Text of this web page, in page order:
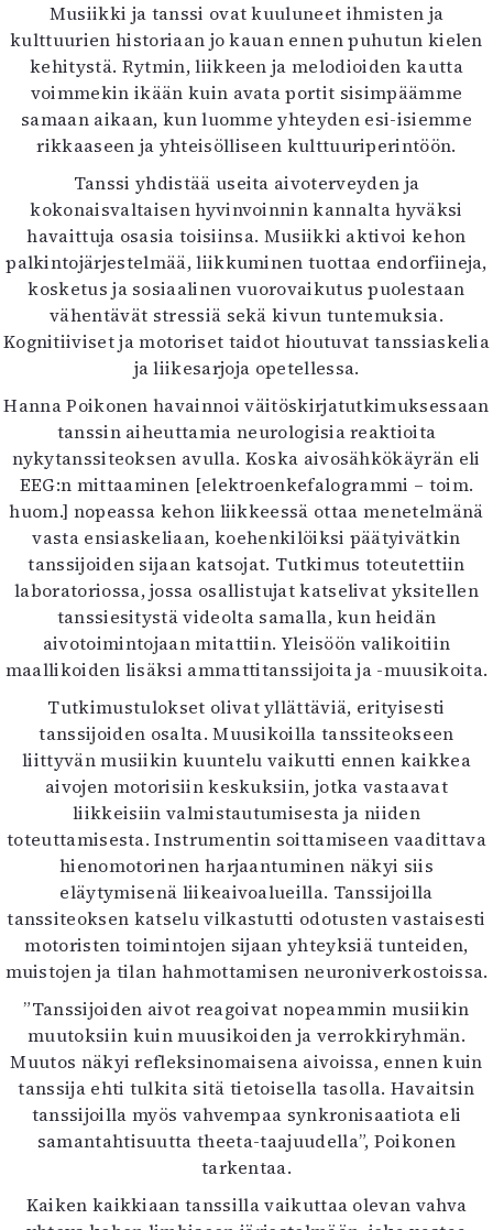
Musiikki ja tanssi ovat kuuluneet ihmisten ja
kulttuurien historiaan jo kauan ennen puhutun kielen
kehitystä. Rytmin, liikkeen ja melodioiden kautta
voimmekin ikään kuin avata portit sisimpäämme
samaan aikaan, kun luomme yhteyden esi-isiemme
rikkaaseen ja yhteisölliseen kulttuuriperintöön.
Tanssi yhdistää useita aivoterveyden ja
kokonaisvaltaisen hyvinvoinnin kannalta hyväksi
havaittuja osasia toisiinsa. Musiikki aktivoi kehon
palkintojärjestelmää, liikkuminen tuottaa endorfiineja,
kosketus ja sosiaalinen vuorovaikutus puolestaan
vähentävät stressiä sekä kivun tuntemuksia.
Kognitiiviset ja motoriset taidot hioutuvat tanssiaskelia
ja liikesarjoja opetellessa.
Hanna Poikonen havainnoi väitöskirjatutkimuksessaan
tanssin aiheuttamia neurologisia reaktioita
nykytanssiteoksen avulla. Koska aivosähkökäyrän eli
EEG:n mittaaminen [elektroenkefalogrammi – toim.
huom.] nopeassa kehon liikkeessä ottaa menetelmänä
vasta ensiaskeliaan, koehenkilöiksi päätyivätkin
tanssijoiden sijaan katsojat. Tutkimus toteutettiin
laboratoriossa, jossa osallistujat katselivat yksitellen
tanssiesitystä videolta samalla, kun heidän
aivotoimintojaan mitattiin. Yleisöön valikoitiin
maallikoiden lisäksi ammattitanssijoita ja -muusikoita.
Tutkimustulokset olivat yllättäviä, erityisesti
tanssijoiden osalta. Muusikoilla tanssiteokseen
liittyvän musiikin kuuntelu vaikutti ennen kaikkea
aivojen motorisiin keskuksiin, jotka vastaavat
liikkeisiin valmistautumisesta ja niiden
toteuttamisesta. Instrumentin soittamiseen vaadittava
hienomotorinen harjaantuminen näkyi siis
eläytymisenä liikeaivoalueilla. Tanssijoilla
tanssiteoksen katselu vilkastutti odotusten vastaisesti
motoristen toimintojen sijaan yhteyksiä tunteiden,
muistojen ja tilan hahmottamisen neuroniverkostoissa.
”Tanssijoiden aivot reagoivat nopeammin musiikin
muutoksiin kuin muusikoiden ja verrokkiryhmän.
Muutos näkyi refleksinomaisena aivoissa, ennen kuin
tanssija ehti tulkita sitä tietoisella tasolla. Havaitsin
tanssijoilla myös vahvempaa synkronisaatiota eli
samantahtisuutta theeta-taajuudella”, Poikonen
tarkentaa.
Kaiken kaikkiaan tanssilla vaikuttaa olevan vahva